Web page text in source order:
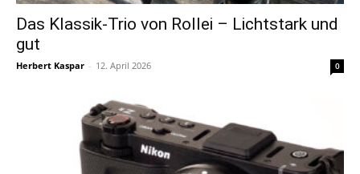
Das Klassik-Trio von Rollei – Lichtstark und
gut
Herbert Kaspar - 12. April 2026 0